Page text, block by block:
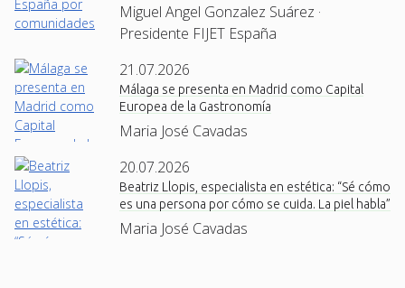
Miguel Angel Gonzalez Suárez ·
Presidente FIJET España
21.07.2026
Málaga se presenta en Madrid como Capital
Europea de la Gastronomía
Maria José Cavadas
20.07.2026
Beatriz Llopis, especialista en estética: “Sé cómo
es una persona por cómo se cuida. La piel habla”
Maria José Cavadas